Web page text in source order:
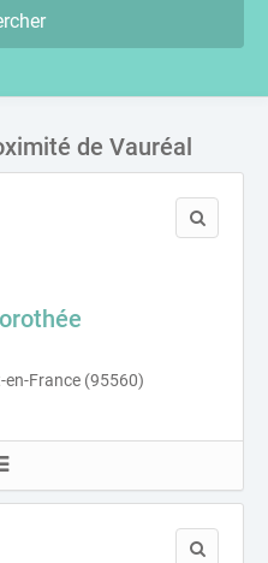
de Vauréal
en-France (95560)